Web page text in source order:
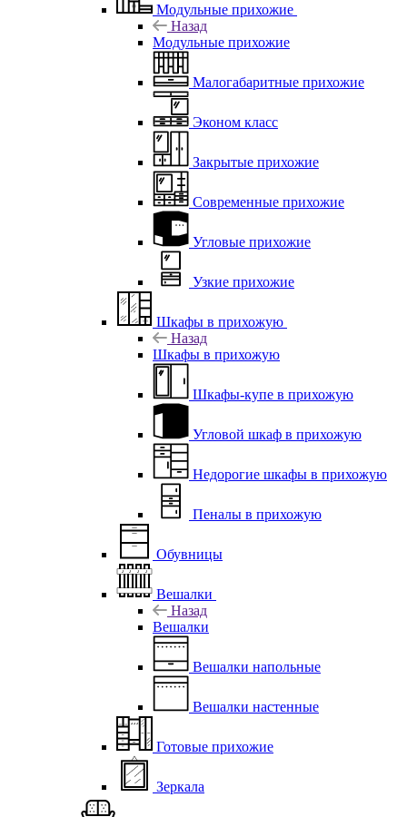
Модульные прихожие
Назад
Модульные прихожие
Малогабаритные прихожие
Эконом класс
Закрытые прихожие
Современные прихожие
Угловые прихожие
Узкие прихожие
Шкафы в прихожую
Назад
Шкафы в прихожую
Шкафы-купе в прихожую
Угловой шкаф в прихожую
Недорогие шкафы в прихожую
Пеналы в прихожую
Обувницы
Вешалки
Назад
Вешалки
Вешалки напольные
Вешалки настенные
Готовые прихожие
Зеркала